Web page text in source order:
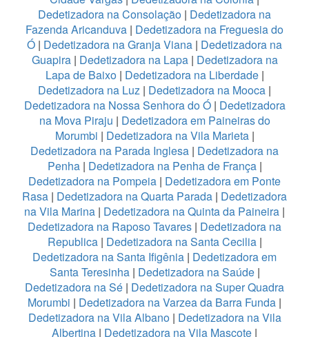
Dedetizadora na Consolação | Dedetizadora na
Fazenda Aricanduva | Dedetizadora na Freguesia do
Ó | Dedetizadora na Granja Viana | Dedetizadora na
Guapira| Dedetizadora na Lapa| Dedetizadora na
Lapa de Baixo | Dedetizadora na Liberdade |
Dedetizadora na Luz | Dedetizadora na Mooca |
Dedetizadora na Nossa Senhora do Ó| Dedetizadora
na Mova Piraju | Dedetizadora em Paineiras do
Morumbi | Dedetizadora na Vila Marieta|
Dedetizadora na Parada Inglesa | Dedetizadora na
Penha| Dedetizadora na Penha de França |
Dedetizadora na Pompeia | Dedetizadora em Ponte
Rasa | Dedetizadora na Quarta Parada | Dedetizadora
na Vila Marina | Dedetizadora na Quinta da Paineira |
Dedetizadora na Raposo Tavares | Dedetizadora na
Republica| Dedetizadora na Santa Cecilia|
Dedetizadora na Santa Ifigênia | Dedetizadora em
Santa Teresinha| Dedetizadora na Saúde|
Dedetizadora na Sé | Dedetizadora na Super Quadra
Morumbi | Dedetizadora na Varzea da Barra Funda |
Dedetizadora na Vila Albano| Dedetizadora na Vila
Albertina | Dedetizadora na Vila Mascote |